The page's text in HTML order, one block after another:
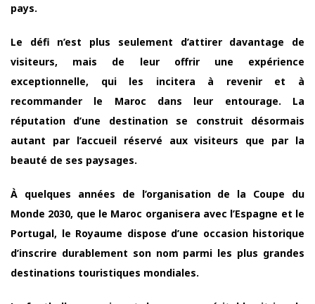
pays.
Le défi n’est plus seulement d’attirer davantage de
visiteurs, mais de leur offrir une expérience
exceptionnelle, qui les incitera à revenir et à
recommander le Maroc dans leur entourage. La
réputation d’une destination se construit désormais
autant par l’accueil réservé aux visiteurs que par la
beauté de ses paysages.
À quelques années de l’organisation de la Coupe du
Monde 2030, que le Maroc organisera avec l’Espagne et le
Portugal, le Royaume dispose d’une occasion historique
d’inscrire durablement son nom parmi les plus grandes
destinations touristiques mondiales.